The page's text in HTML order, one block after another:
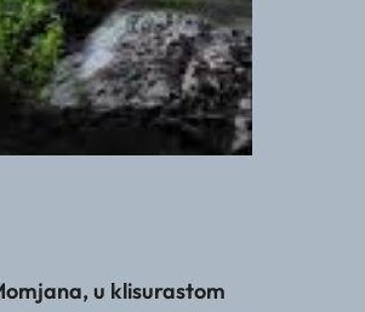
u klisurastom